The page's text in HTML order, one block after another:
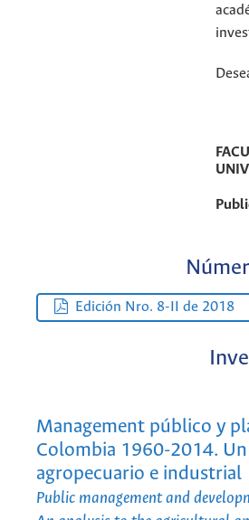
Edición Nro. 8-II de 2018
Management público y
Colombia 1960-2014.
agropecuario e industrial
Public management and